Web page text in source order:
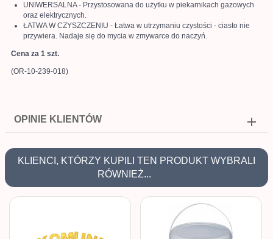
UNIWERSALNA - Przystosowana do użytku w piekarnikach gazowych
oraz elektrycznych.
ŁATWA W CZYSZCZENIU - Łatwa w utrzymaniu czystości - ciasto nie
przywiera. Nadaje się do mycia w zmywarce do naczyń.
Cena za 1 szt.
(OR-10-239-018)
OPINIE KLIENTÓW
KLIENCI, KTÓRZY KUPILI TEN PRODUKT WYBRALI
RÓWNIEŻ...